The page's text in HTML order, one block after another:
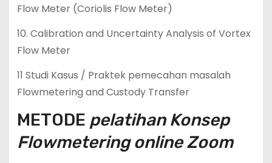
Flow Meter (Coriolis Flow Meter)
10. Calibration and Uncertainty Analysis of Vortex
Flow Meter
11 Studi Kasus / Praktek pemecahan masalah
Flowmetering and Custody Transfer
METODE pelatihan Konsep
Flowmetering online Zoom